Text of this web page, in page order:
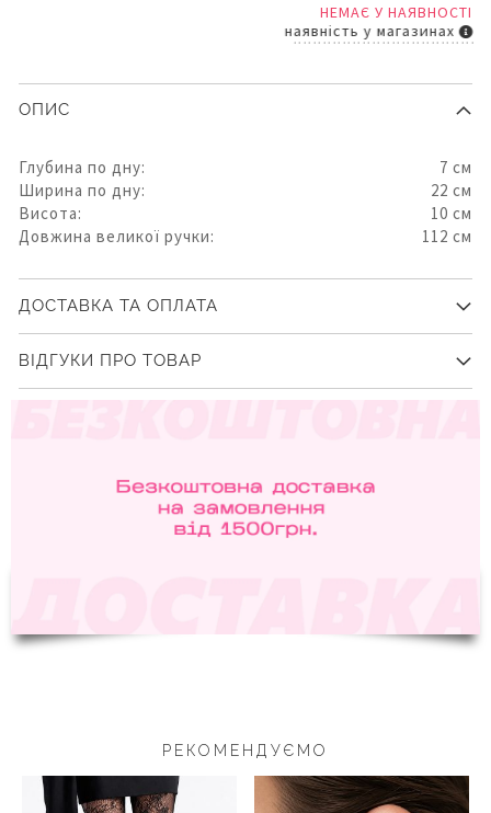
НЕМАЄ У НАЯВНОСТІ
наявність у магазинах
ОПИС
Глубина по дну:
7 см
Ширина по дну:
22 см
Висота:
10 см
Довжина великої ручки:
112 см
ДОСТАВКА ТА ОПЛАТА
ВІДГУКИ ПРО ТОВАР
РЕКОМЕНДУЄМО